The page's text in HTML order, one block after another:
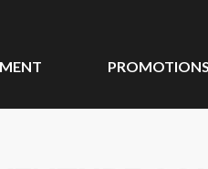
PROMOTIONS